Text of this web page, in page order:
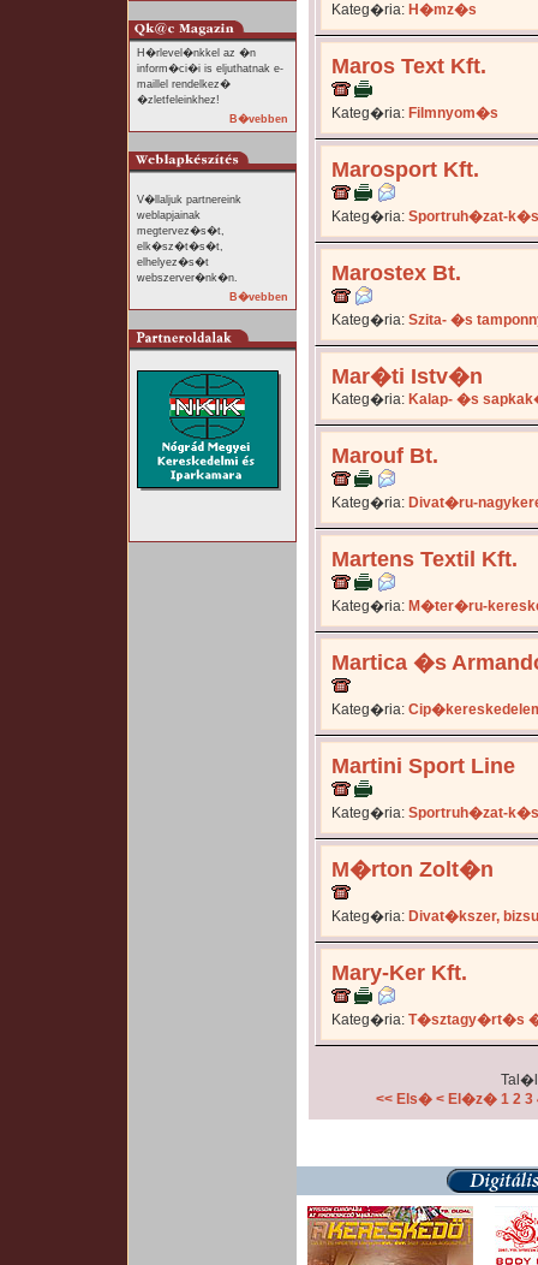
H�rlevel�nkkel az �n
inform�ci�i is eljuthatnak e-
maillel rendelkez�
�zletfeleinkhez!
B�vebben
V�llaljuk partnereink
weblapjainak
megtervez�s�t,
elk�sz�t�s�t,
elhelyez�s�t
webszerver�nk�n.
B�vebben
Kateg�ria: H�mz�s
Maros Text Kft.
Kateg�ria: Filmnyom�s
Marosport Kft.
Kateg�ria: Sportruh�zat-
Marostex Bt.
Kateg�ria: Szita- �s
Mar�ti Istv�n
Kateg�ria: Kalap- �s
Marouf Bt.
Kateg�ria: Divat�ru-
Martens Textil Kft.
Kateg�ria: M�ter�ru-
Martica �s
Kateg�ria:
Martini Sport Line
Kateg�ria: Sportruh�zat-
M�rton Zolt�n
Kateg�ria: Divat�kszer, bizsu
Mary-Ker Kft.
Kateg�ria: T�sztagy�rt�s
<< Els� < El�z� 1 2 3